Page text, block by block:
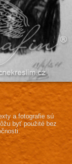
a fotografie sú
byť použité bez